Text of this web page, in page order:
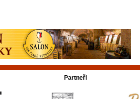
Partneři